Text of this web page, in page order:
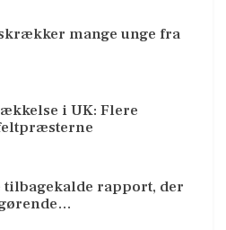
mange unge fra
i UK: Flere
tilbagekalde rapport, der